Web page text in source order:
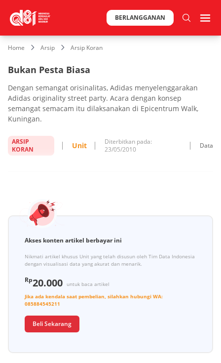
BERLANGGANAN
Home Arsip Arsip Koran
Bukan Pesta Biasa
Dengan semangat orisinalitas, Adidas menyelenggarakan
Adidas originality street party. Acara dengan konsep
semangat semacam itu dilaksanakan di Epicentrum Walk,
Kuningan.
ARSIP
KORAN
Unit
Diterbitkan pada:
23/05/2010
Data
Akses konten artikel berbayar ini
Nikmati artikel khusus Unit yang telah disusun oleh Tim Data Indonesia
dengan visualisasi data yang akurat dan menarik.
Rp20.000
untuk baca artikel
Jika ada kendala saat pembelian, silahkan hubungi WA:
085884545211
Beli Sekarang